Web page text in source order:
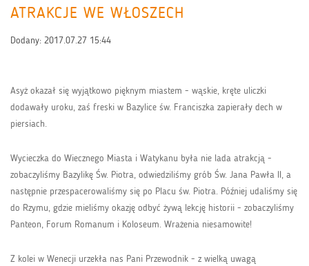
ATRAKCJE WE WŁOSZECH
Dodany: 2017.07.27 15:44
Asyż okazał się wyjątkowo pięknym miastem - wąskie, kręte uliczki
dodawały uroku, zaś freski w Bazylice św. Franciszka zapierały dech w
piersiach.
Wycieczka do Wiecznego Miasta i Watykanu była nie lada atrakcją -
zobaczyliśmy Bazylikę Św. Piotra, odwiedziliśmy grób Św. Jana Pawła II, a
następnie przespacerowaliśmy się po Placu św. Piotra. Później udaliśmy się
do Rzymu, gdzie mieliśmy okazję odbyć żywą lekcję historii - zobaczyliśmy
Panteon, Forum Romanum i Koloseum. Wrażenia niesamowite!
Z kolei w Wenecji urzekła nas Pani Przewodnik - z wielką uwagą